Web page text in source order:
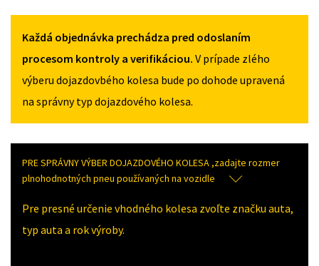
Každá objednávka prechádza pred odoslaním
procesom kontroly a verifikáciou. V prípade zlého
výberu dojazdovbého kolesa bude po dohode upravená
na správny typ dojazdového kolesa.
PRE SPRÁVNY VÝBER DOJAZDOVÉHO KOLESA ,zadajte rozmer
plnohodnotných pneu používaných na vozidle
Pre presné určenie vhodného kolesa zvoľte značku auta,
typ auta a rok výroby.